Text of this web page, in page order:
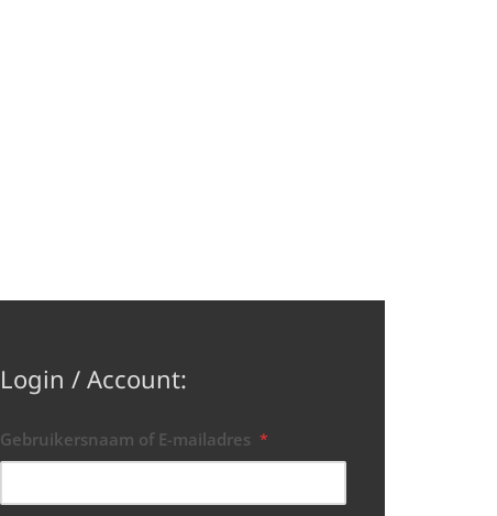
Login / Account:
Gebruikersnaam of E-mailadres *